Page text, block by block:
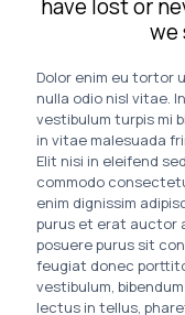
have lost or
we
Dolor enim eu tortor
nulla odio nisl vitae.
vestibulum turpis mi
in vitae malesuada
Elit nisi in eleifend
commodo
enim dignissim
purus et erat auctor
posuere purus sit
feugiat donec
vestibulum,
lectus in tellus,